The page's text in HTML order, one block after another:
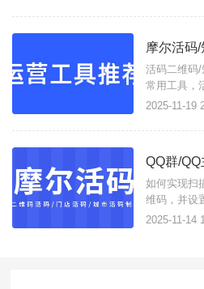
数后，自动
可用的子二
机分配客户)
活码二维码
常用工具，
设定展示多
条链接合并
入摩尔活码/
持生成以下
2025-11-19
如何实现扫
维码，并设
活码这款活
2025-11-14